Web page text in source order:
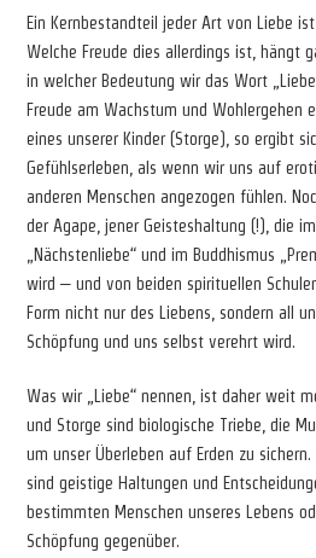
Ein Kernbestandteil jeder Art von Liebe
Welche Freude dies allerdings ist, hängt
in welcher Bedeutung wir das Wort
Freude am Wachstum und Wohlergehen
eines unserer Kinder (Storge), so ergibt
Gefühlserleben, als wenn wir uns auf
anderen Menschen angezogen fühlen.
der Agape, jener Geisteshaltung (!), die
„Nächstenliebe“ und im Buddhismus
wird – und von beiden spirituellen
Form nicht nur des Liebens, sondern all
Schöpfung und uns selbst verehrt wird.
Was wir „Liebe“ nennen, ist daher weit
und Storge sind biologische Triebe, die
um unser Überleben auf Erden zu
sind geistige Haltungen und
bestimmten Menschen unseres Lebens
Schöpfung gegenüber.